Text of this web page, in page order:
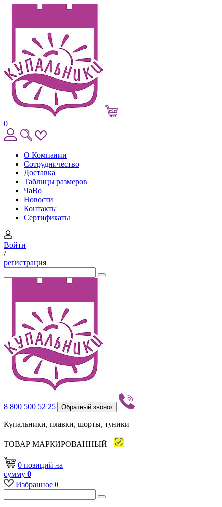
0
О Компании
Сотрудничество
Доставка
Таблицы размеров
ЧаВо
Новости
Контакты
Сертификаты
Войти
/
регистрация
8 800 500 52 25 Обратный звонок
Купальники, плавки, шорты, туники
ТОВАР МАРКИРОВАННЫЙ
0 позиций на
сумму 0
Избранное 0